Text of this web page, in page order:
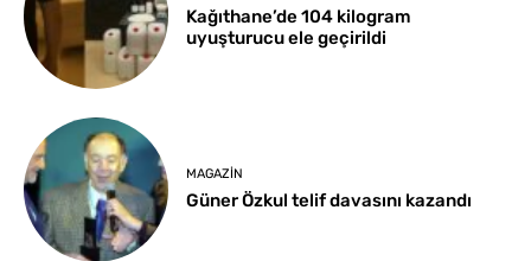
Kağıthane’de 104 kilogram
uyuşturucu ele geçirildi
MAGAZIN
Güner Özkul telif davasını kazandı